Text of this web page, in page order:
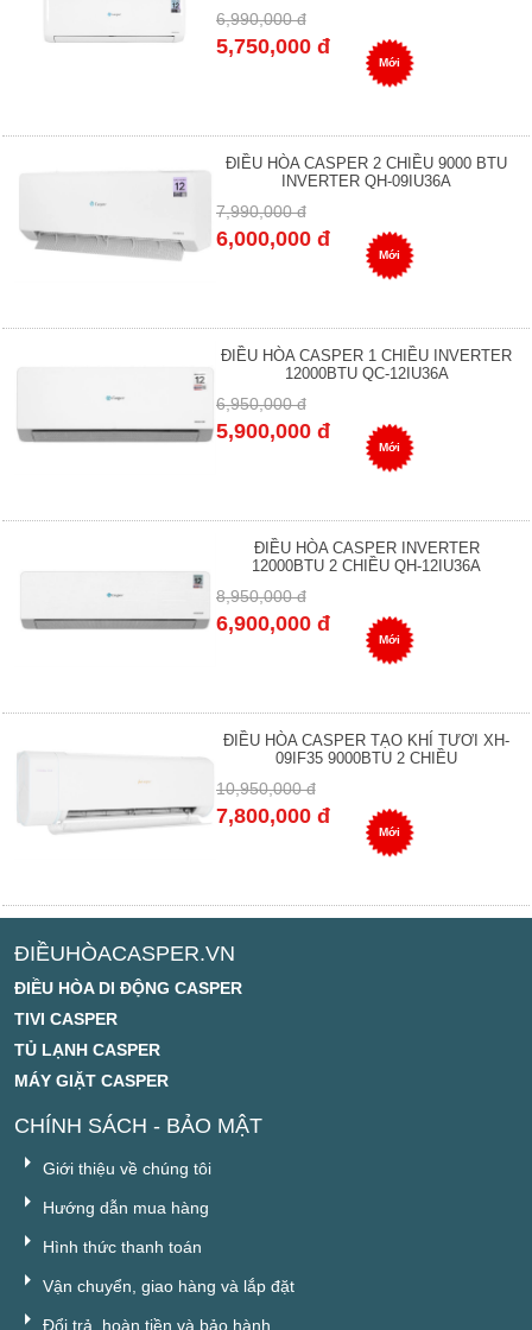
6,990,000 đ
5,750,000 đ
Mới
ĐIỀU HÒA CASPER 2 CHIỀU 9000 BTU
INVERTER QH-09IU36A
7,990,000 đ
6,000,000 đ
Mới
ĐIỀU HÒA CASPER 1 CHIỀU INVERTER
12000BTU QC-12IU36A
6,950,000 đ
5,900,000 đ
Mới
ĐIỀU HÒA CASPER INVERTER
12000BTU 2 CHIỀU QH-12IU36A
8,950,000 đ
6,900,000 đ
Mới
ĐIỀU HÒA CASPER TẠO KHÍ TƯƠI XH-
09IF35 9000BTU 2 CHIỀU
10,950,000 đ
7,800,000 đ
Mới
ĐIỀUHÒACASPER.VN
ĐIỀU HÒA DI ĐỘNG CASPER
TIVI CASPER
TỦ LẠNH CASPER
MÁY GIẶT CASPER
CHÍNH SÁCH - BẢO MẬT
Giới thiệu về chúng tôi
Hướng dẫn mua hàng
Hình thức thanh toán
Vận chuyển, giao hàng và lắp đặt
Đổi trả, hoàn tiền và bảo hành